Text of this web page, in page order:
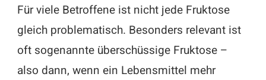
Für viele Betroffene ist nicht jede Fruktose
gleich problematisch. Besonders relevant ist
oft sogenannte überschüssige Fruktose –
also dann, wenn ein Lebensmittel mehr